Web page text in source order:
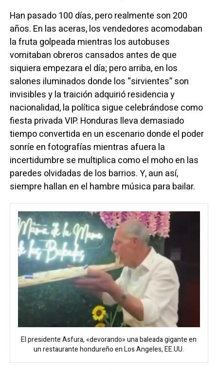
Han pasado 100 días, pero realmente son 200
años. En las aceras, los vendedores acomodaban
la fruta golpeada mientras los autobuses
vomitaban obreros cansados antes de que
siquiera empezara el día; pero arriba, en los
salones iluminados donde los “sirvientes” son
invisibles y la traición adquirió residencia y
nacionalidad, la política sigue celebrándose como
fiesta privada VIP. Honduras lleva demasiado
tiempo convertida en un escenario donde el poder
sonríe en fotografías mientras afuera la
incertidumbre se multiplica como el moho en las
paredes olvidadas de los barrios. Y, aun así,
siempre hallan en el hambre música para bailar.
El presidente Asfura, «devorando» una baleada gigante en
un restaurante hondureño en Los Angeles, EE.UU.